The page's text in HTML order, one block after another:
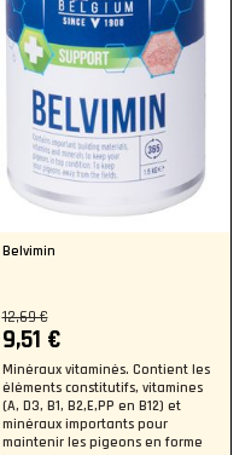
Belvimin
12,69 €
9,51 €
Minéraux vitaminés. Contient les
éléments constitutifs, vitamines
(A, D3, B1, B2,E,PP en B12) et
minéraux importants pour
maintenir les pigeons en forme